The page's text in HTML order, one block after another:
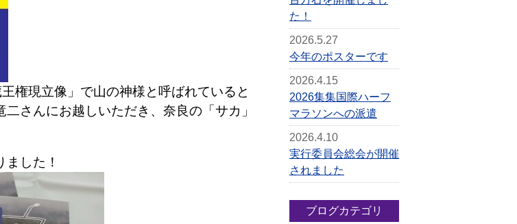
権現立像」で山の神様と呼ばれていると
さんにお越しいただき、奈良の「サカ」
した！
た！
2026.5.27
今年のポスターです
2026.4.15
2026集集国際ハーフ
マラソンへの派遣
2026.4.10
実行委員会総会が開催
されました
ブログカテゴリ